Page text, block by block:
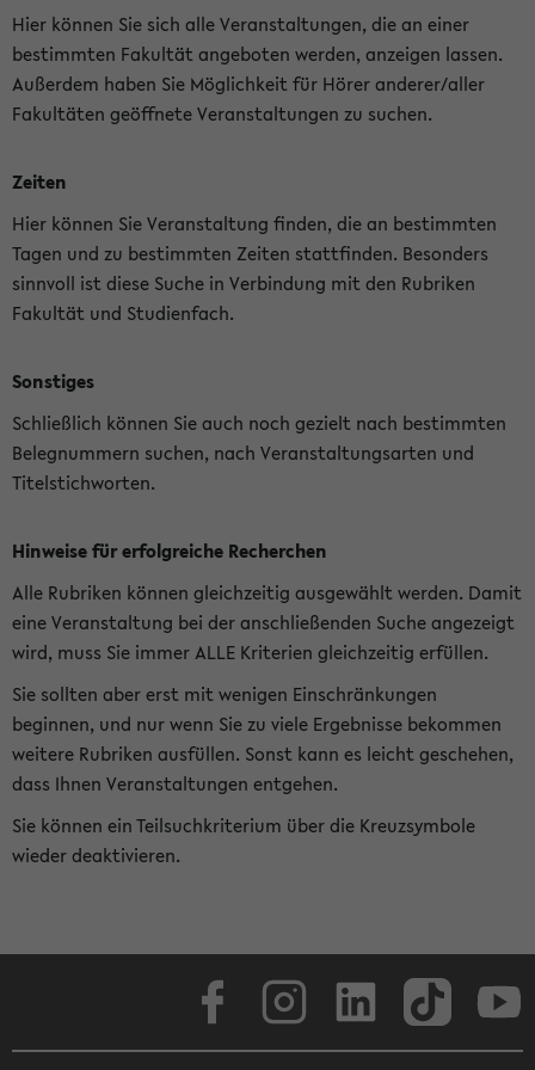
Hier können Sie sich alle Veranstaltungen, die an einer
bestimmten Fakultät angeboten werden, anzeigen lassen.
Außerdem haben Sie Möglichkeit für Hörer anderer/aller
Fakultäten geöffnete Veranstaltungen zu suchen.
Zeiten
Hier können Sie Veranstaltung finden, die an bestimmten
Tagen und zu bestimmten Zeiten stattfinden. Besonders
sinnvoll ist diese Suche in Verbindung mit den Rubriken
Fakultät und Studienfach.
Sonstiges
Schließlich können Sie auch noch gezielt nach bestimmten
Belegnummern suchen, nach Veranstaltungsarten und
Titelstichworten.
Hinweise für erfolgreiche Recherchen
Alle Rubriken können gleichzeitig ausgewählt werden. Damit
eine Veranstaltung bei der anschließenden Suche angezeigt
wird, muss Sie immer ALLE Kriterien gleichzeitig erfüllen.
Sie sollten aber erst mit wenigen Einschränkungen
beginnen, und nur wenn Sie zu viele Ergebnisse bekommen
weitere Rubriken ausfüllen. Sonst kann es leicht geschehen,
dass Ihnen Veranstaltungen entgehen.
Sie können ein Teilsuchkriterium über die Kreuzsymbole
wieder deaktivieren.